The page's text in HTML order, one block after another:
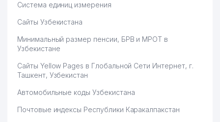
Система единиц измерения
Сайты Узбекистана
Минимальный размер пенсии, БРВ и МРОТ в
Узбекистане
Сайты Yellow Pages в Глобальной Сети Интернет, г.
Ташкент, Узбекистан
Автомобильные коды Узбекистана
Почтовые индексы Республики Каракалпакстан